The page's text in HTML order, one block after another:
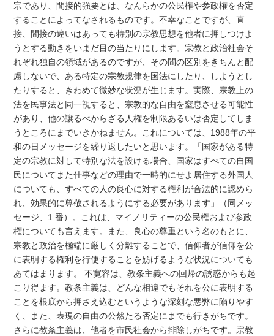
宗であり、間接的強要とは、なんらかの公民権や参政権を否定
することによってなされるものです。不幸なことですが、直
接、間接の違いはあっても特別の宗教思想を他者に押しつけよ
うとする動きをいまだ目の当たりにします。宗教と政治社会そ
れぞれ独自の領域があるのですが、その間の区別をきちんと配
慮しないで、ある特定の宗教規律を国法にしたり、しようとし
たりすると、きわめて微妙な状況が生じます。実際、宗教上の
法を民事法と同一視すると、宗教的な自由を窒息させる可能性
があり、他の譲るべからざる人権を制限あるいは否定してしま
うところにまでいきかねません。これについては、1988年の平
和の日メッセージを繰り返したいと思います。「国家がある特
定の宗教に対して特別な法を設ける場合、国家はすべての自国
民についてまた仕事などの理由で一時的にせよ居住する外国人
についても、すべての人の良心に対する権利が合法的に認めら
れ、効果的に尊敬されるようにする必要があります」（同メッ
セージ、1 番）。これは、マイノリティーの公民権および参政
権についても言えます。また、良心の尊重という名のもとに、
宗教と政治を極端に厳しく分離することで、信仰者が信仰を公
に表明する権利を行使することを妨げるような状況についても
あてはまります。 不寛容は、教条主義への回帰の誘惑からも起
こり得ます。教条主義は、どんな相違でもそれを公に表明する
ことを根底から押さえ込むというような深刻な悪弊に陥りやす
く、また、表現の自由の公然たる否定にまでも行きがちです。
さらに教条主義は、他者を市民社会から排除しがちです。宗教